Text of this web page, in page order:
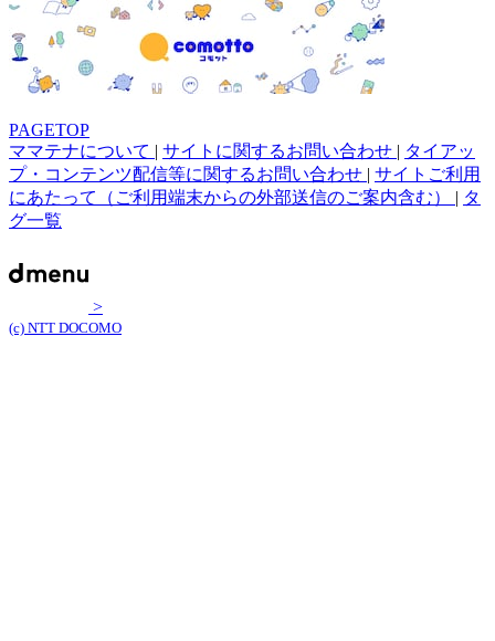
PAGETOP
ママテナについて | サイトに関するお問い合わせ | タイアッ
プ・コンテンツ配信等に関するお問い合わせ | サイトご利用
にあたって（ご利用端末からの外部送信のご案内含む） | タ
グ一覧
>
(c) NTT DOCOMO